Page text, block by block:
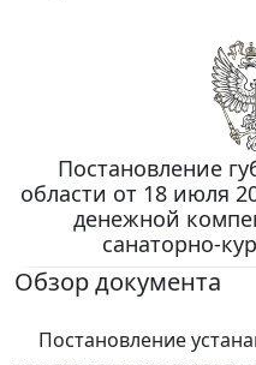
Постановление
области от 18 июля
денежной
санаторно-
Обзор документа
Постановление